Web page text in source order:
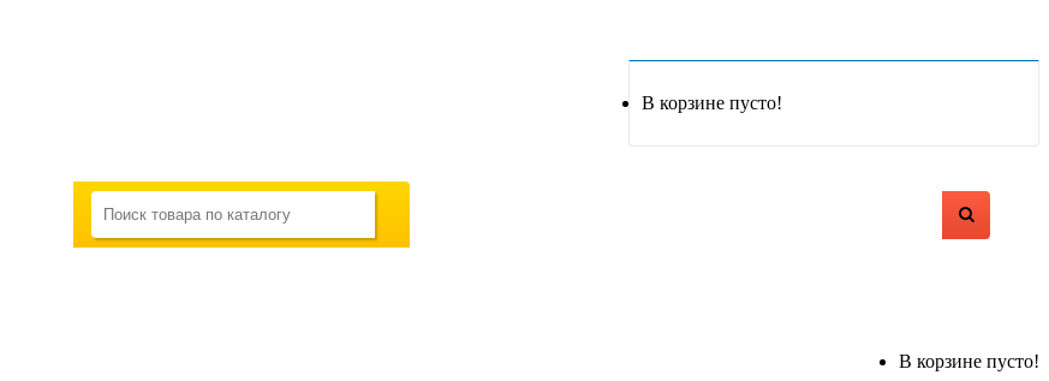
В корзине пусто!
В корзине пусто!